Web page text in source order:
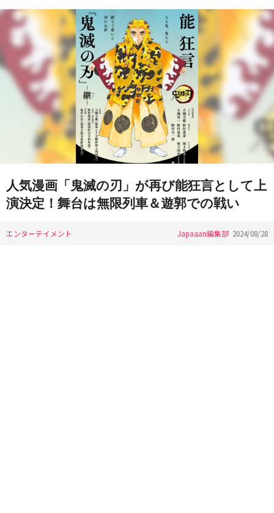
人気漫画「鬼滅の刃」が再び能狂言として上
演決定！舞台は無限列車＆遊郭での戦い
エンターテイメント Japaaan編集部 2024/08/28